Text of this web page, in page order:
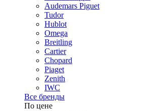
Audemars Piguet
Tudor
Hublot
Omega
Breitling
Cartier
Chopard
Piaget
Zenith
IWC
Все бренды
По цене